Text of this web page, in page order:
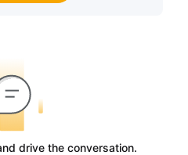
drive the conversation.